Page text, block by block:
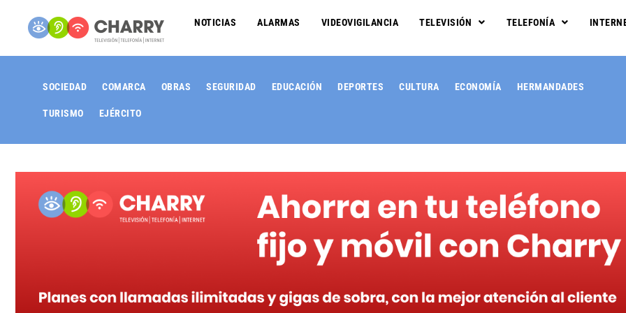
NOTICIAS ALARMAS VIDEOVIGILANCIA TELEVISIÓN TELEFONÍA
SOCIEDAD COMARCA OBRAS SEGURIDAD EDUCACIÓN DEPORTES CULTURA ECONOMÍA HERMANDADES
TURISMO EJÉRCITO